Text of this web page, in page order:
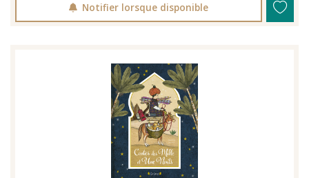
Notifier lorsque disponible